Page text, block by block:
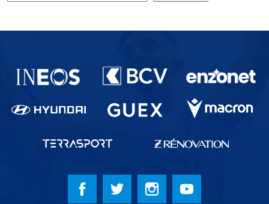
Partenaires du lausanne-Sport